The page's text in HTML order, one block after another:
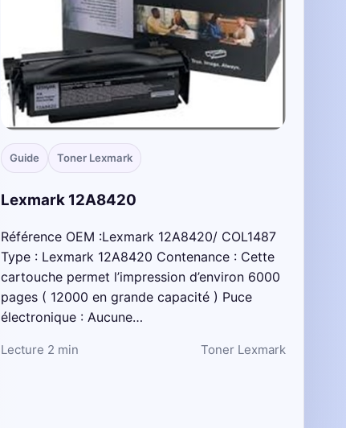
Guide Toner Lexmark
Lexmark 12A8420
Référence OEM :Lexmark 12A8420/ COL1487
Type : Lexmark 12A8420 Contenance : Cette
cartouche permet l’impression d’environ 6000
pages ( 12000 en grande capacité ) Puce
électronique : Aucune…
Lecture 2 min Toner Lexmark